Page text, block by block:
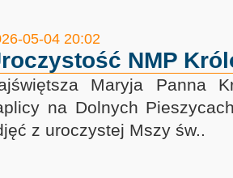
05-04 20:02
NMP
Maryja Panna
na Dolnych
z uroczystej Mszy św..